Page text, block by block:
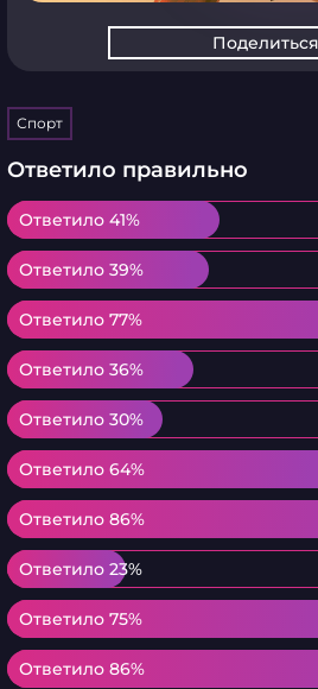
Поделиться
Спорт
Ответило правильно
Ответило 41%
Ответило 41%
Ответило 39%
Ответило 39%
Ответило 77%
Ответило 77%
Ответило 36%
Ответило 36%
Ответило 30%
Ответило 30%
Ответило 64%
Ответило 64%
Ответило 86%
Ответило 86%
Ответило 23%
Ответило 23%
Ответило 75%
Ответило 75%
Ответило 86%
Ответило 86%